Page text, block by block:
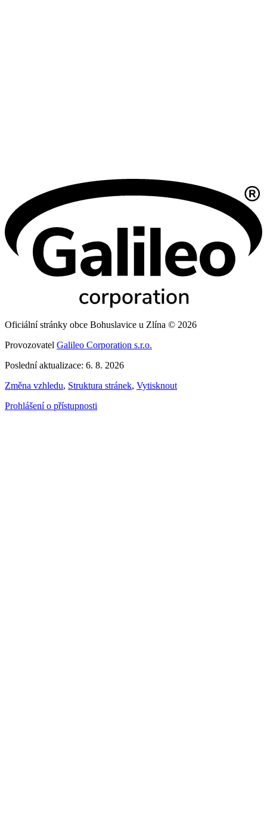
Oficiální stránky obce Bohuslavice u Zlína © 2026
Provozovatel Galileo Corporation s.r.o.
Poslední aktualizace: 6. 8. 2026
Změna vzhledu, Struktura stránek, Vytisknout
Prohlášení o přístupnosti